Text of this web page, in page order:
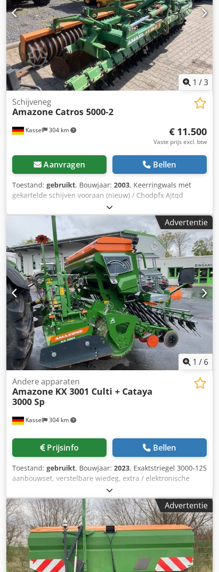
1 /3
Kassel 304 km
Schijveneg
Amazone Catros 5000-2
€ 11.500
Vaste prijs excl. btw
Aanvragen Bellen
Toestand: gebruikt, Bouwjaar: 2003, Keerringwals met
gekartelde schijven vooraan (nieuw) / Chodpfx Ajtqd
Advertentie
1 / 6
Kassel 304 km
Andere apparaten
Amazone KX 3001 Culti + Cataya
3000 Sp
Prijsinfo Bellen
Toestand: gebruikt, Bouwjaar: 2023, Exaktstriegel 3000-125
aanbouwset, verstelbare wiedeg, extra / elektronische
spooraanduiding 3000 AmaDrill 2 voor Cataya, radarsensor
/ internationaal, analoge werkpositie sensor, elektrische
werkgangenschakeling / stuurventiel en hydraulische
werkgangen. Cedpfx Astgpggjpteha
Advertentie